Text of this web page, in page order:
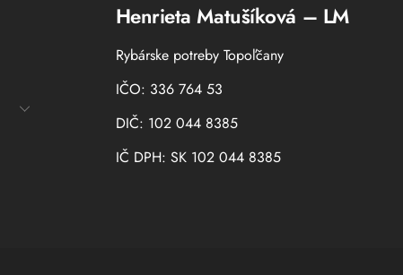
Henrieta Matušíková – LM
Rybárske potreby Topoľčany
IČO: 336 764 53
DIČ: 102 044 8385
IČ DPH: SK 102 044 8385